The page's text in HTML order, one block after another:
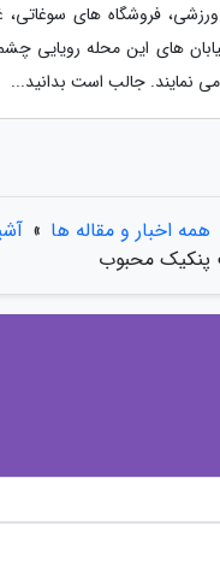
فروشگاه های سوغاتی،
های این محله رویایی چشم
نمایند. جالب است بدانید...
همه اخبار و مقاله ها »
پنکیک محبوب